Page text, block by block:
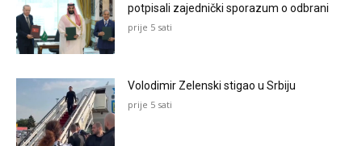
potpisali zajednički sporazum o odbrani
prije 5 sati
Volodimir Zelenski stigao u Srbiju
prije 5 sati